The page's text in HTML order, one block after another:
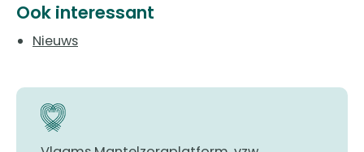
Ook interessant
Nieuws